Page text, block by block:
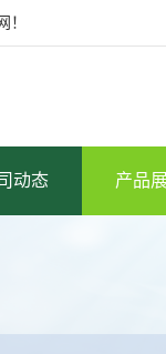
！
动态 产品